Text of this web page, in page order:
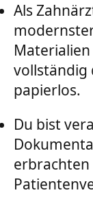
Als
vollständig
papierlos.
Du bist
erbrachten